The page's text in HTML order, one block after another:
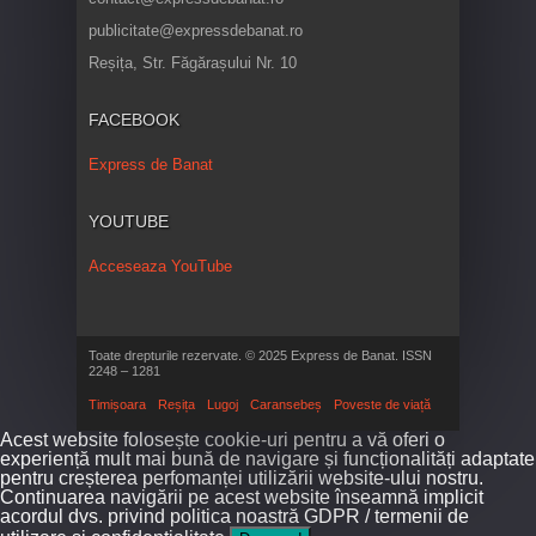
publicitate@expressdebanat.ro
Reșița, Str. Făgărașului Nr. 10
FACEBOOK
Express de Banat
YOUTUBE
Acceseaza YouTube
Toate drepturile rezervate. © 2025 Express de Banat. ISSN
2248 – 1281
Timișoara Reșița Lugoj Caransebeș Poveste de viață
Acest website folosește cookie-uri pentru a vă oferi o
experiență mult mai bună de navigare și funcționalități adaptate
pentru creșterea perfomanței utilizării website-ului nostru.
Continuarea navigării pe acest website înseamnă implicit
acordul dvs. privind politica noastră GDPR / termenii de